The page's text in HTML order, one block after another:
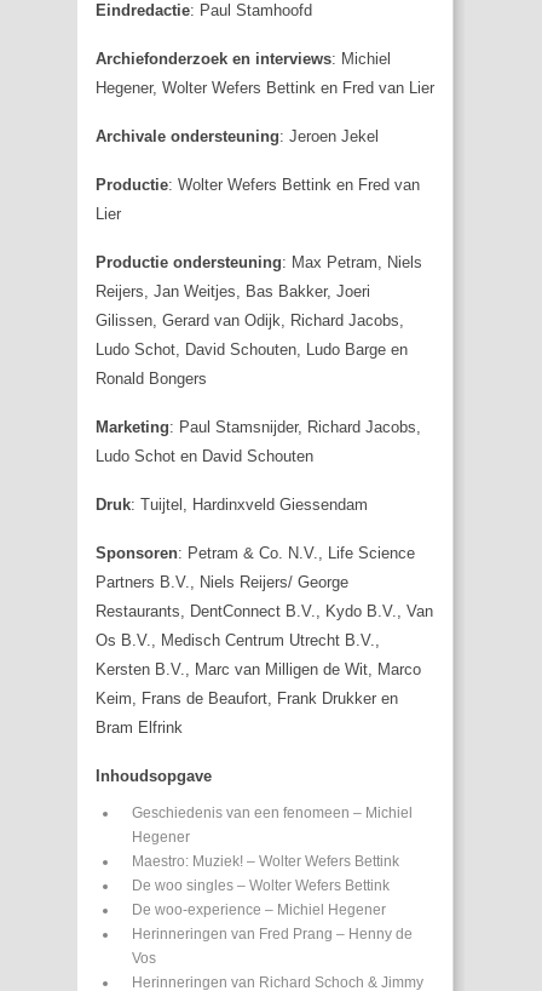
Eindredactie: Paul Stamhoofd
Archiefonderzoek en interviews: Michiel
Hegener, Wolter Wefers Bettink en Fred van Lier
Archivale ondersteuning: Jeroen Jekel
Productie: Wolter Wefers Bettink en Fred van
Lier
Productie ondersteuning: Max Petram, Niels
Reijers, Jan Weitjes, Bas Bakker, Joeri
Gilissen, Gerard van Odijk, Richard Jacobs,
Ludo Schot, David Schouten, Ludo Barge en
Ronald Bongers
Marketing: Paul Stamsnijder, Richard Jacobs,
Ludo Schot en David Schouten
Druk: Tuijtel, Hardinxveld Giessendam
Sponsoren: Petram & Co. N.V., Life Science
Partners B.V., Niels Reijers/ George
Restaurants, DentConnect B.V., Kydo B.V., Van
Os B.V., Medisch Centrum Utrecht B.V.,
Kersten B.V., Marc van Milligen de Wit, Marco
Keim, Frans de Beaufort, Frank Drukker en
Bram Elfrink
Inhoudsopgave
Geschiedenis van een fenomeen – Michiel
Hegener
Maestro: Muziek! – Wolter Wefers Bettink
De woo singles – Wolter Wefers Bettink
De woo-experience – Michiel Hegener
Herinneringen van Fred Prang – Henny de
Vos
Herinneringen van Richard Schoch & Jimmy